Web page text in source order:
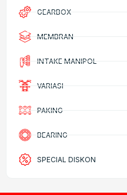
GEARBOX
MEMBRAN
INTAKE MANIPOL
VARIASI
PAKING
BEARING
SPECIAL DISKON